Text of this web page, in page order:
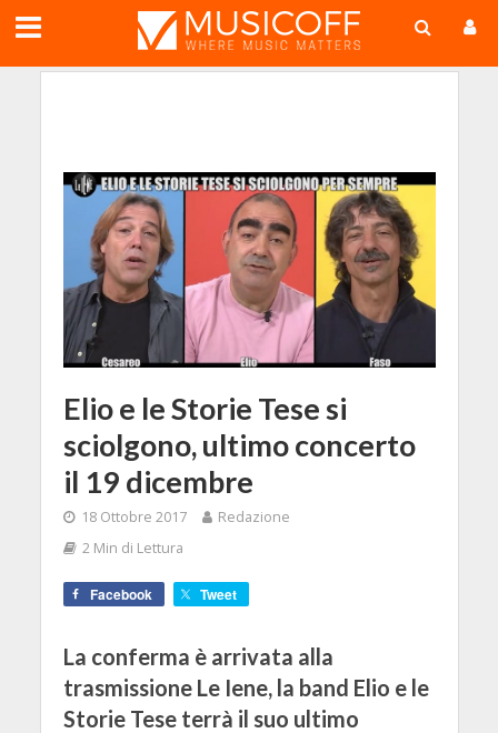
Elio e le Storie Tese si
sciolgono, ultimo concerto
il 19 dicembre
18 Ottobre 2017
Redazione
2 Min di Lettura
Facebook Tweet
La conferma è arrivata alla
trasmissione Le Iene, la band Elio e le
Storie Tese terrà il suo ultimo